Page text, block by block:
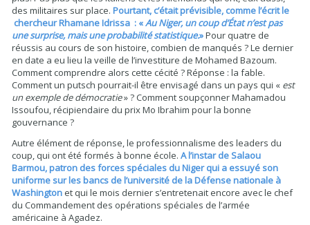
des militaires sur place.Pourtant, c’était prévisible, comme l’écrit le
chercheur Rhamane Idrissa : «Au Niger, un coup d’État n’est pas
une surprise, mais une probabilité statistique.»Pour quatre de
réussis au cours de son histoire, combien de manqués ? Le dernier
en date a eu lieu la veille de l’investiture de Mohamed Bazoum.
Comment comprendre alors cette cécité ? Réponse : la fable.
Comment un putsch pourrait-il être envisagé dans un pays qui « est
un exemple de démocratie» ? Comment soupçonner Mahamadou
Issoufou, récipiendaire du prix Mo Ibrahim pour la bonne
gouvernance ?
Autre élément de réponse, le professionnalisme des leaders du
coup, qui ont été formés à bonne école.A l’instar de Salaou
Barmou, patron des forces spéciales du Niger qui a essuyé son
uniforme sur les bancs de l’université de la Défense nationale à
Washington et qui le mois dernier s’entretenait encore avec le chef
du Commandement des opérations spéciales de l’armée
américaine à Agadez.